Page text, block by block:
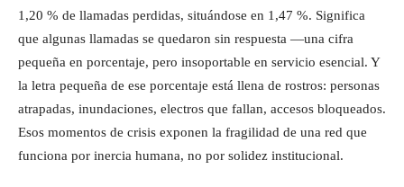
1,20 % de llamadas perdidas, situándose en 1,47 %. Significa
que algunas llamadas se quedaron sin respuesta —una cifra
pequeña en porcentaje, pero insoportable en servicio esencial. Y
la letra pequeña de ese porcentaje está llena de rostros: personas
atrapadas, inundaciones, electros que fallan, accesos bloqueados.
Esos momentos de crisis exponen la fragilidad de una red que
funciona por inercia humana, no por solidez institucional.